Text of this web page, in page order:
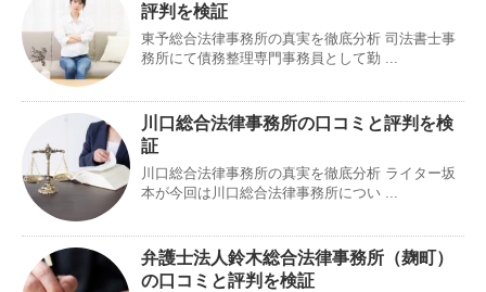
評判を検証
東予総合法律事務所の真実を徹底分析 司法書士事
務所にて債務整理専門事務員として勤 ...
川口総合法律事務所の口コミと評判を検
証
川口総合法律事務所の真実を徹底分析 ライター坂
本が今回は川口総合法律事務所につい ...
弁護士法人鈴木総合法律事務所（麹町）
の口コミと評判を検証